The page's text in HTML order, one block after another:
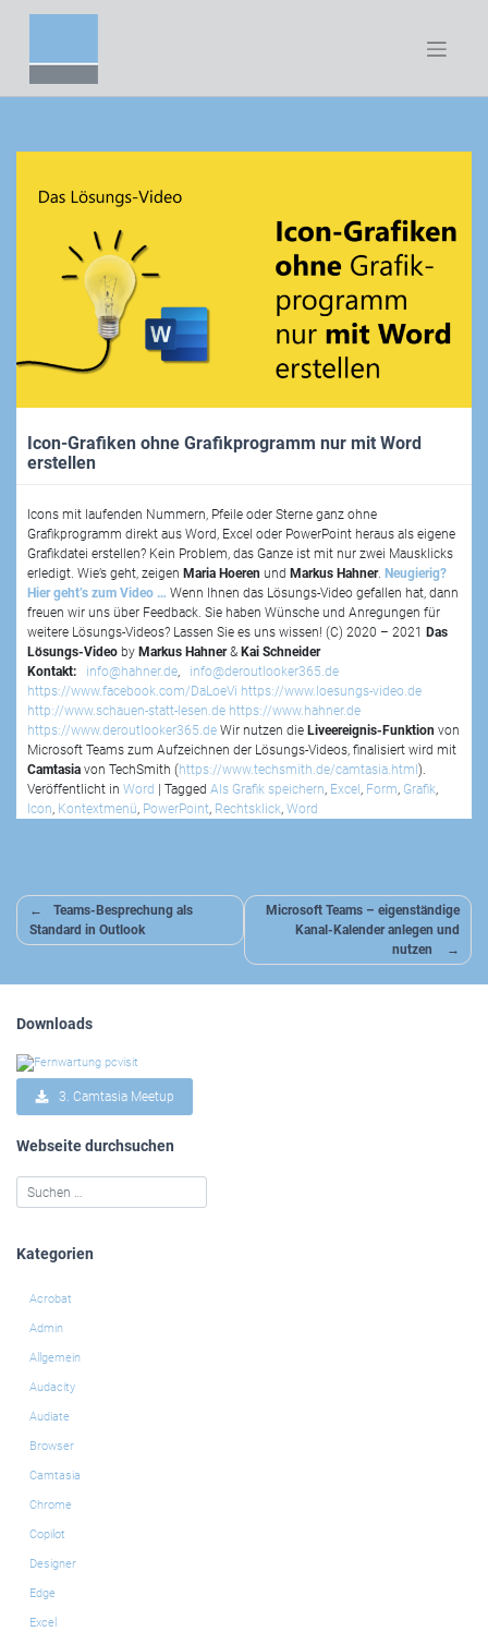
Icon-Grafiken ohne Grafikprogramm nur mit Word
erstellen
Icons mit laufenden Nummern, Pfeile oder Sterne ganz ohne
Grafikprogramm direkt aus Word, Excel oder PowerPoint heraus als eigene
Grafikdatei erstellen? Kein Problem, das Ganze ist mit nur zwei Mausklicks
erledigt. Wie’s geht, zeigen Maria Hoeren und Markus Hahner. Neugierig?
Hier geht’s zum Video … Wenn Ihnen das Lösungs-Video gefallen hat, dann
freuen wir uns über Feedback. Sie haben Wünsche und Anregungen für
weitere Lösungs-Videos? Lassen Sie es uns wissen! (C) 2020 – 2021 Das
Lösungs-Video by Markus Hahner& Kai Schneider
Kontakt:
info@hahner.de, info@deroutlooker365.de
https://www.facebook.com/DaLoeVi https://www.loesungs-video.de
http://www.schauen-statt-lesen.de https://www.hahner.de
https://www.deroutlooker365.de Wir nutzen die Liveereignis-Funktion von
Microsoft Teams zum Aufzeichnen der Lösungs-Videos, finalisiert wird mit
Camtasia von TechSmith (https://www.techsmith.de/camtasia.html).
Veröffentlicht in Word | Tagged Als Grafik speichern, Excel, Form, Grafik,
Icon, Kontextmenü, PowerPoint, Rechtsklick, Word
Beitragsnavigation
Teams-Besprechung als
Standard in Outlook
Microsoft Teams – eigenständige
Kanal-Kalender anlegen und
nutzen
Downloads
3. Camtasia Meetup
Webseite durchsuchen
Kategorien
Acrobat
Admin
Allgemein
Audacity
Audiate
Browser
Camtasia
Chrome
Copilot
Designer
Edge
Excel